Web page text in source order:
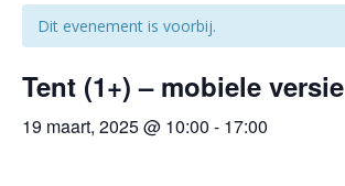
Dit evenement is voorbij.
Tent (1+) – mobiele versie
19 maart, 2025 @ 10:00 - 17:00